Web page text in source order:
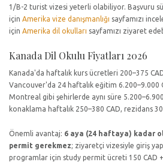
1/B-2 turist vizesi yeterli olabiliyor. Başvuru
için Amerika vize danışmanlığı sayfamızı
için Amerika dil okulları sayfamızı ziyaret
Kanada Dil Okulu Fiyatları 2026
Kanada'da haftalık kurs ücretleri 200–375
Vancouver'da 24 haftalık eğitim 6.200–9.000
Montreal gibi şehirlerde aynı süre
konaklama haftalık 250–380 CAD, rezidans
Önemli avantaj: 6 aya (24 haftaya) kadar
permit gerekmez; ziyaretçi vizesiyle giriş
programlar için study permit ücreti 150 CAD